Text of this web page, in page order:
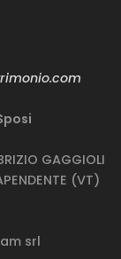
GAGGIOLI
(VT)
srl